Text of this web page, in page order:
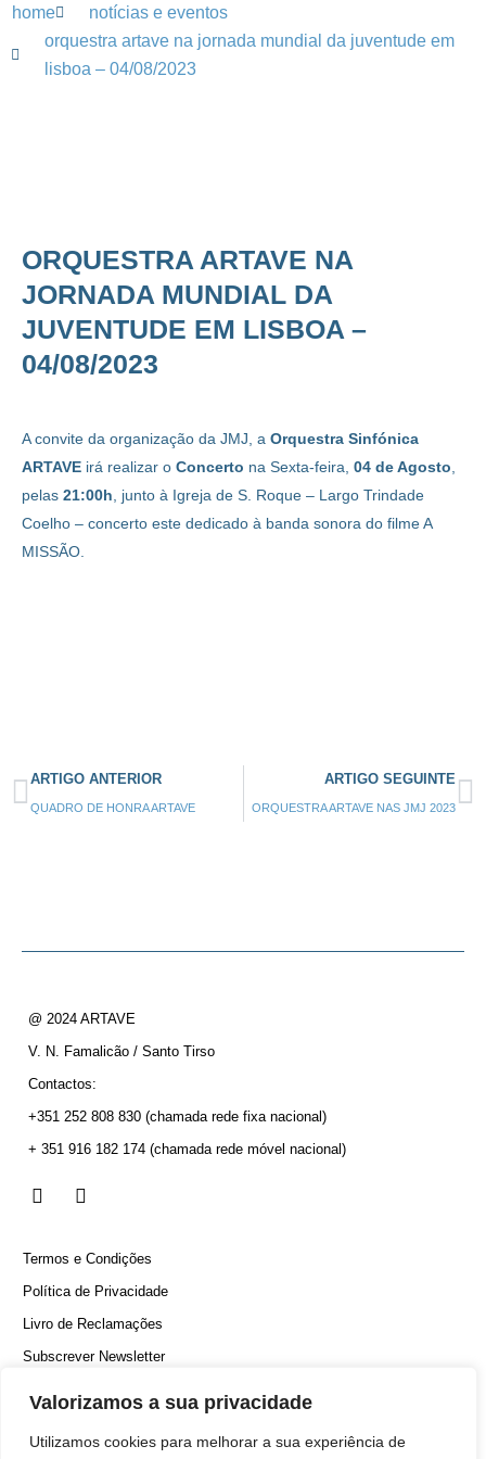
Valorizamos a sua privacidade
Utilizamos cookies para melhorar a sua experiência de
home
notícias e eventos
orquestra artave na jornada mundial da juventude em
lisboa – 04/08/2023
ORQUESTRA ARTAVE NA
JORNADA MUNDIAL DA
JUVENTUDE EM LISBOA –
04/08/2023
A convite da organização da JMJ, a Orquestra Sinfónica
ARTAVE irá realizar o Concerto na Sexta-feira, 04 de Agosto
pelas 21:00h , junto à Igreja de S. Roque – Largo Trindade
Coelho – concerto este dedicado à banda sonora do filme A
MISSÃO.
ARTIGO ANTERIOR
QUADRO DE HONRA ARTAVE
ARTIGO SEGUINTE
ORQUESTRA ARTAVE NAS JMJ 2023
@ 2024 ARTAVE
V. N. Famalicão / Santo Tirso
Contactos:
+351 252 808 830 (chamada rede fixa nacional)
+ 351 916 182 174 (chamada rede móvel nacional)
Termos e Condições
Política de Privacidade
Livro de Reclamações
Subscrever Newsletter